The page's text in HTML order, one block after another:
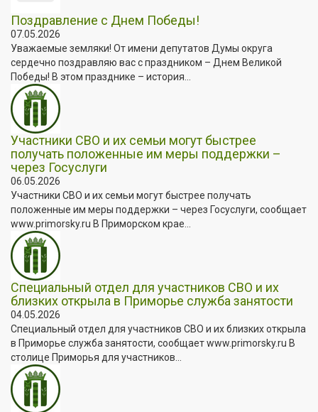
Поздравление с Днем Победы!
07.05.2026
Уважаемые земляки! От имени депутатов Думы округа
сердечно поздравляю вас с праздником – Днем Великой
Победы! В этом празднике – история...
Участники СВО и их семьи могут быстрее
получать положенные им меры поддержки –
через Госуслуги
06.05.2026
Участники СВО и их семьи могут быстрее получать
положенные им меры поддержки – через Госуслуги, сообщает
www.primorsky.ru В Приморском крае...
Специальный отдел для участников СВО и их
близких открыла в Приморье служба занятости
04.05.2026
Специальный отдел для участников СВО и их близких открыла
в Приморье служба занятости, сообщает www.primorsky.ru В
столице Приморья для участников...